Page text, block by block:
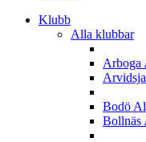
Klubb
Alla klubbar
Arboga
Bodö
Bollnäs